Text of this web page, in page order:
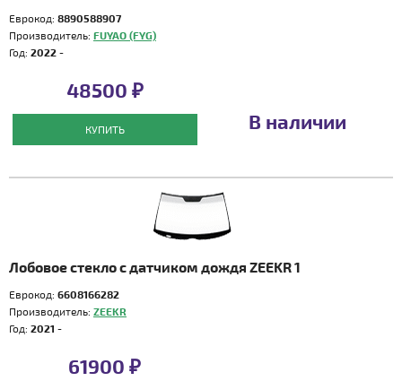
Еврокод: 8890588907
Производитель: FUYAO (FYG)
Год: 2022 -
48500 ₽
КУПИТЬ В наличии
Лобовое стекло с датчиком дождя ZEEKR 1
Еврокод: 6608166282
Производитель: ZEEKR
Год: 2021 -
61900 ₽